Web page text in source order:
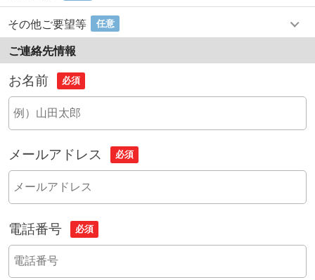
その他ご要望等 任意
ご連絡先情報
お名前 必須
メールアドレス 必須
電話番号 必須